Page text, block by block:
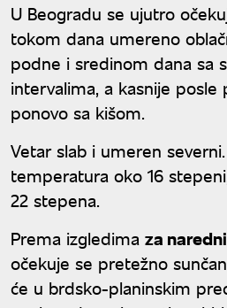
U Beogradu se ujutro
tokom dana umereno
podne i sredinom dana sa
intervalima, a kasnije posle
ponovo sa kišom.
Vetar slab i umeren
temperatura oko 16
22 stepena.
Prema izgledima za
očekuje se pretežno
će u brdsko-planinskim